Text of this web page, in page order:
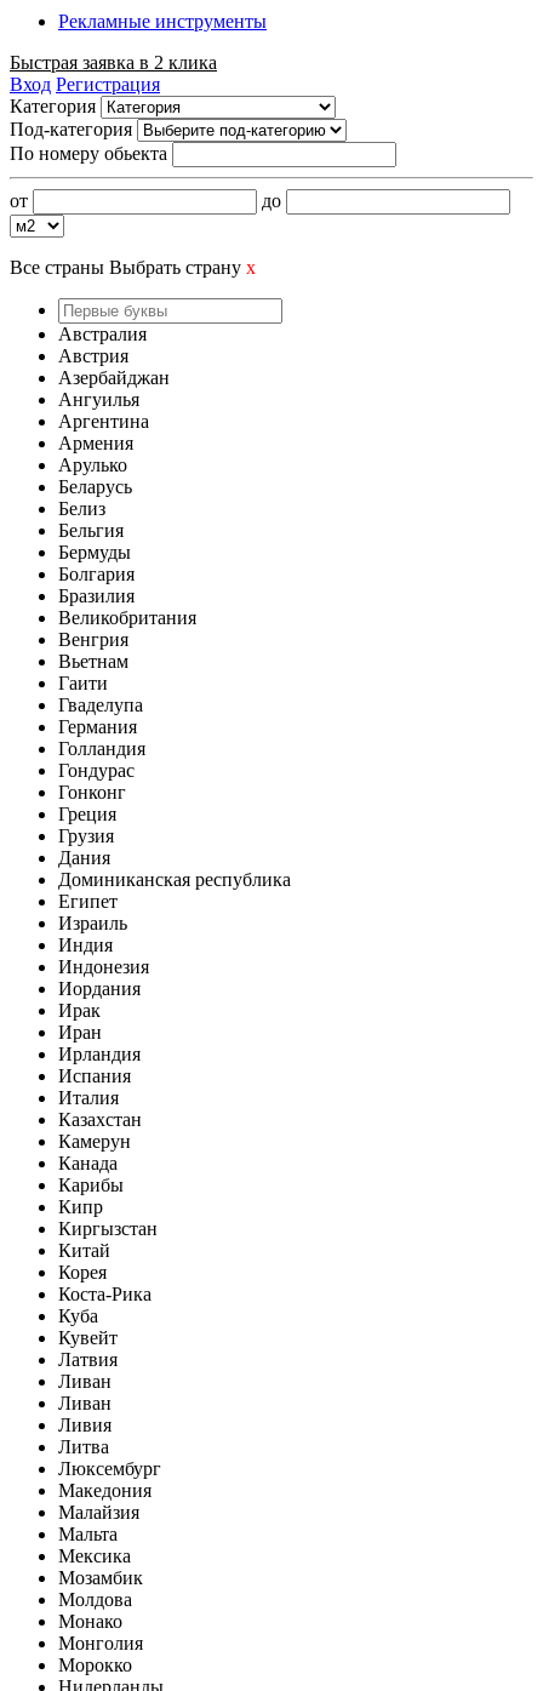
Рекламные инструменты
Быстрая заявка в 2 клика
Вход Регистрация
Категория
Под-категория
По номеру обьекта
от до
Все страны Выбрать страну x
Австралия
Австрия
Азербайджан
Ангуилья
Аргентина
Армения
Арулько
Беларусь
Белиз
Бельгия
Бермуды
Болгария
Бразилия
Великобритания
Венгрия
Вьетнам
Гаити
Гваделупа
Германия
Голландия
Гондурас
Гонконг
Греция
Грузия
Дания
Доминиканская республика
Египет
Израиль
Индия
Индонезия
Иордания
Ирак
Иран
Ирландия
Испания
Италия
Казахстан
Камерун
Канада
Карибы
Кипр
Киргызстан
Китай
Корея
Коста-Рика
Куба
Кувейт
Латвия
Ливан
Ливан
Ливия
Литва
Люксембург
Македония
Малайзия
Мальта
Мексика
Мозамбик
Молдова
Монако
Монголия
Морокко
Нидерланды